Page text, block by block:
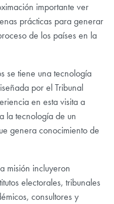
importante ver
prácticas para generar
de los países en la
se tiene una tecnología
por el Tribunal
en esta visita a
la tecnología de un
genera conocimiento de
misión incluyeron
electorales, tribunales
consultores y